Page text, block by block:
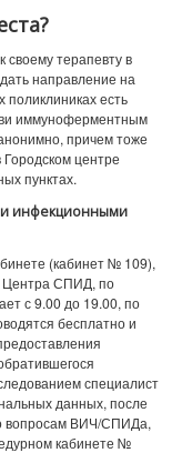
терапевту в
направление на
поликлиниках есть
иммуноферментным
причем тоже
центре
пунктах.
и инфекционными
(кабинет № 109),
Центра СПИД, по
с 9.00 до 19.00, по
бесплатно и
специалист
данных, после
вопросам ВИЧ/СПИДа,
кабинете №